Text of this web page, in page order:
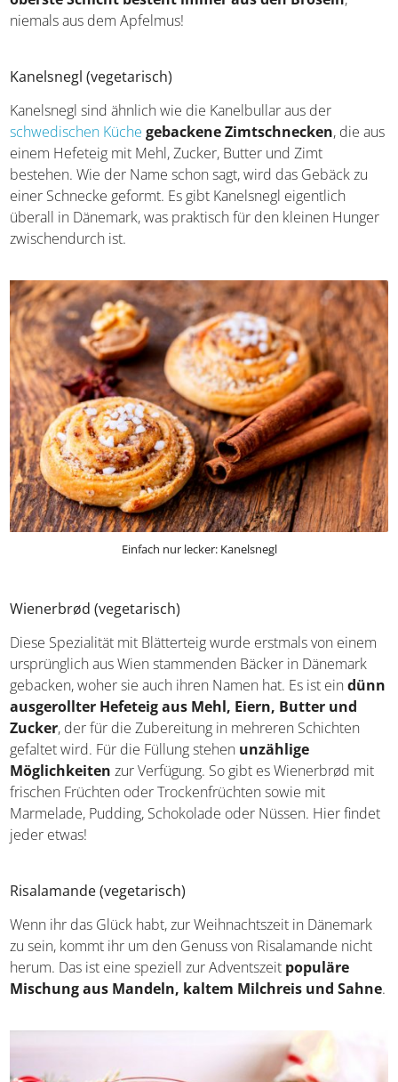
nun abwechselnd in ein Glas geschichtet. Wichtig dabei:
Die oberste Schicht besteht immer aus den Bröseln
Kanelsnegl (vegetarisch)
Kanelsnegl sind ähnlich wie die Kanelbullar aus der
schwedischen Küchegebackene Zimtschnecken
aus einem Hefeteig mit Mehl, Zucker, Butter und Zimt
bestehen. Wie der Name schon sagt, wird das Gebäck zu
einer Schnecke geformt. Es gibt Kanelsnegl eigentlich
überall in Dänemark, was praktisch für den kleinen
Diese Spezialität mit Blätterteig wurde erstmals von
einem ursprünglich aus Wien stammenden Bäcker in
Dänemark gebacken, woher sie auch ihren Namen hat. Es
ist eindünn ausgerollter Hefeteig aus Mehl, Eiern,
Butter und Zucker , der für die Zubereitung in
mehreren Schichten gefaltet wird. Für die Füllung stehen
unzählige Möglichkeitenzur Verfügung. So gibt es
Wienerbrød mit frischen Früchten oder Trockenfrüchten
sowie mit Marmelade, Pudding, Schokolade oder Nüssen.
Wenn ihr das Glück habt, zur Weihnachtszeit in Dänemark
zu sein, kommt ihr um den Genuss von Risalamande nicht
herum. Das ist eine speziell zur Adventszeitpopuläre
Sahne.